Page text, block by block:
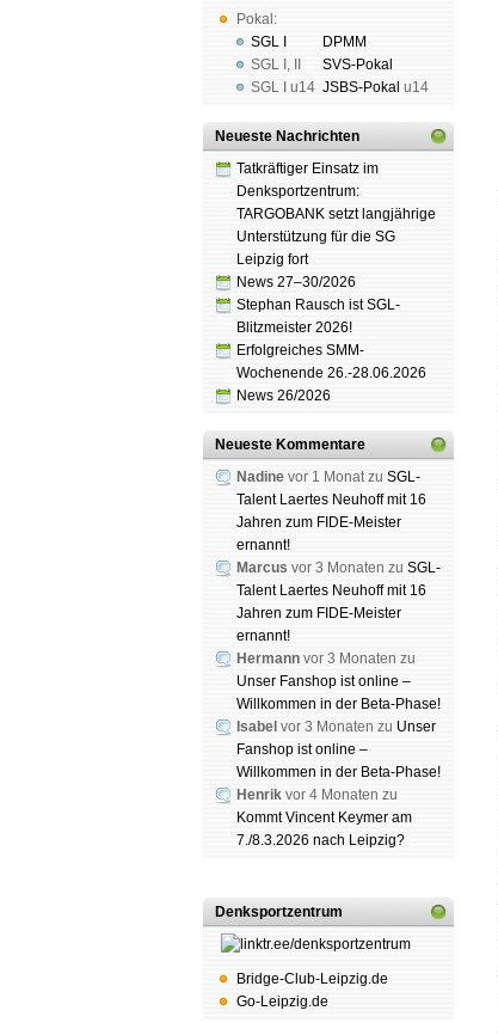
Pokal:
SGL I
SGL I ,
SGL I
u14
DPMM
SVS-Pokal
JSBS-Pokal u14
Neueste Nachrichten
Tatkräftiger Einsatz im
Denksportzentrum:
TARGOBANK setzt langjährige
Unterstützung für die SG
Leipzig fort
News 27–30/2026
Stephan Rausch ist SGL-
Blitzmeister 2026!
Erfolgreiches SMM-
Wochenende 26.-28.06.2026
News 26/2026
Neueste Kommentare
Nadine vor 1 Monat zu SGL-
Talent Laertes Neuhoff mit 16
Jahren zum FIDE-Meister
ernannt!
Marcus vor 3 Monaten zu SGL-
Talent Laertes Neuhoff mit 16
Jahren zum FIDE-Meister
ernannt!
Hermann vor 3 Monaten zu
Unser Fanshop ist online –
Willkommen in der Beta-Phase!
Isabel vor 3 Monaten zu Unser
Fanshop ist online –
Willkommen in der Beta-Phase!
Henrik vor 4 Monaten zu
Kommt Vincent Keymer am
7./8.3.2026 nach Leipzig?
Denksportzentrum
Bridge-Club-Leipzig.de
Go-Leipzig.de